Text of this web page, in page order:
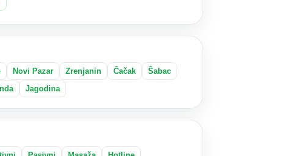
Novi Pazar Zrenjanin Čačak
Šabac
Jagodina